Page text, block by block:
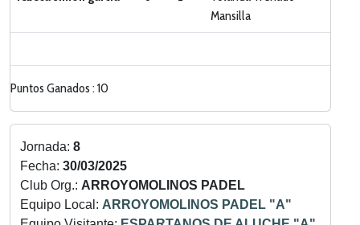
Mansilla
Puntos Ganados : 10
Jornada: 8
Fecha: 30/03/2025
Club Org.: ARROYOMOLINOS PADEL
Equipo Local: ARROYOMOLINOS PADEL "A"